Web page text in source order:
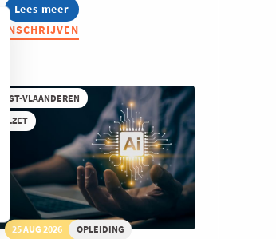
Lees meer
about
Summerschool:
Content
formats
die
blijven
werken
INSCHRIJVEN
WEST-VLAANDEREN
VOLZET
25 AUG 2026 OPLEIDING